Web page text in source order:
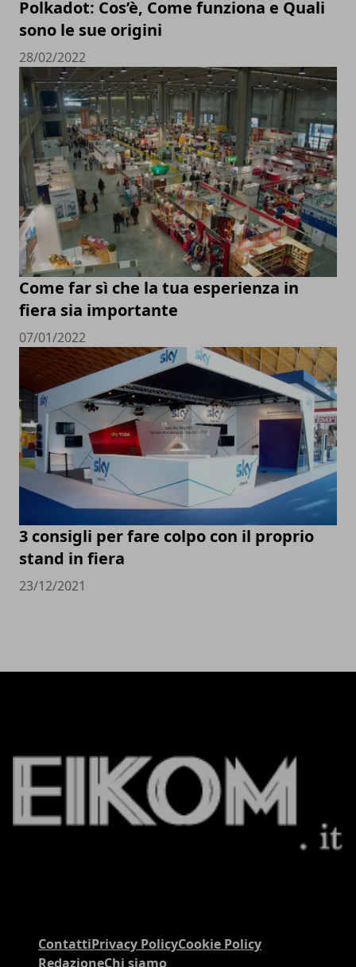
Polkadot: Cos’è, Come funziona e Quali
sono le sue origini
28/02/2022
Come far sì che la tua esperienza in
fiera sia importante
07/01/2022
3 consigli per fare colpo con il proprio
stand in fiera
23/12/2021
ContattiPrivacy PolicyCookie Policy
RedazioneChi siamo